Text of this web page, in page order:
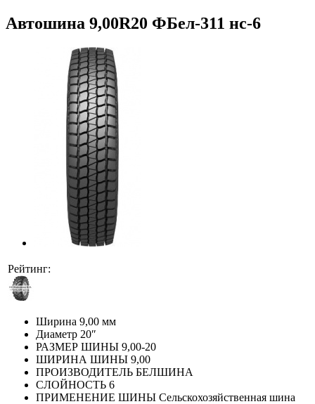
Автошина 9,00R20 ФБел-311 нс-6
Рейтинг:
Ширина 9,00 мм
Диаметр 20″
РАЗМЕР ШИНЫ 9,00-20
ШИРИНА ШИНЫ 9,00
ПРОИЗВОДИТЕЛЬ БЕЛШИНА
СЛОЙНОСТЬ 6
ПРИМЕНЕНИЕ ШИНЫ Сельскохозяйственная шина